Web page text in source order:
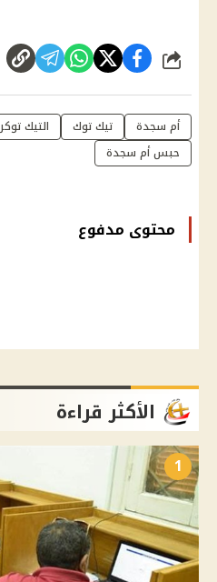
شارك
أم سجدة تيك توك التيك توكر
حبس أم سجدة
محتوى مدفوع
الأكثر قراءة
1